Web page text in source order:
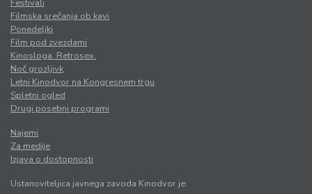
Festivali
Filmska srečanja ob kavi
Ponedeljki
Film pod zvezdami
Kinosloga. Retrosex.
Noč grozljivk
Letni Kinodvor na Kongresnem trgu
Spletni ogled
Drugi posebni programi
Najemi
Za medije
Izjava o dostopnosti
Ustanoviteljica javnega zavoda Kinodvor je: